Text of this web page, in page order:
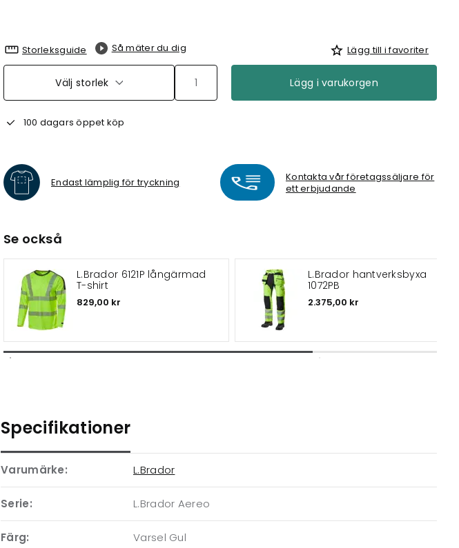
Storleksguide Så mäter du dig Lägg till i favoriter
Välj storlek Lägg i varukorgen
100 dagars öppet köp
Endast lämplig för tryckning
Kontakta vår företagssäljare för
ett erbjudande
Se också
L.Brador 6121P långärmad
T-shirt
829,00 kr
L.Brador hantverksbyxa
1072PB
2.375,00 kr
Specifikationer
Varumärke: L.Brador
Serie: L.Brador Aereo
Färg: Varsel Gul